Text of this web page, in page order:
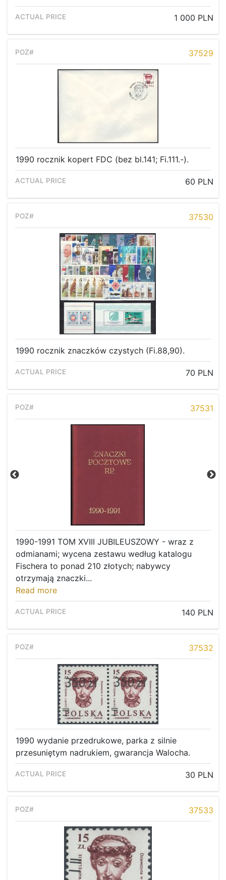
Home page
Current auction
Recent result
Regulation
Contact
1 000 PLN
37529
1990 rocznik kopert FDC (bez bl.141; Fi.111.-).
60 PLN
37530
1990 rocznik znaczków czystych (Fi.88,90).
70 PLN
37531
1990-1991 TOM XVIII JUBILEUSZOWY - wraz z
odmianami; wycena zestawu według katalogu
Fischera to ponad 210 złotych; nabywcy
otrzymają znaczki...
Read more
140 PLN
37532
1990 wydanie przedrukowe, parka z silnie
przesuniętym nadrukiem, gwarancja Walocha.
30 PLN
37533